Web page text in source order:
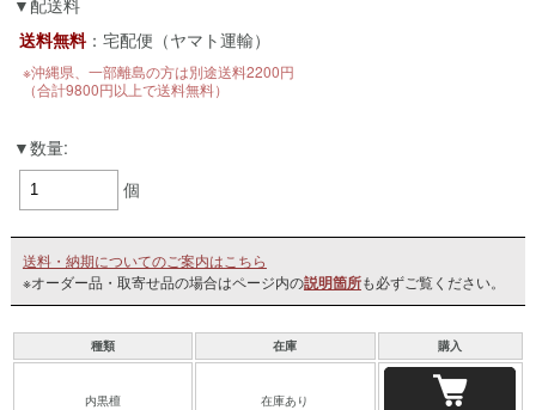
送料無料：宅配便（ヤマト運輸）
※沖縄県、一部離島の方は別途送料2200円
（合計9800円以上で送料無料）
数量:
個
送料・納期についてのご案内はこちら
※オーダー品・取寄せ品の場合はページ内の説明箇所も必ずご覧ください。
種類 在庫 購入
内黒檀 在庫あり